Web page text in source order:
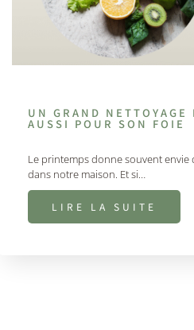
UN GRAND NETTOYAGE
AUSSI POUR SON FOIE
Le printemps donne souvent envie
dans notre maison. Et si…
LIRE LA SUITE